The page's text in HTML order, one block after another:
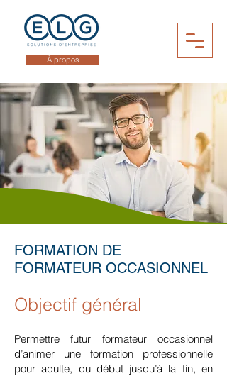
À propos
FORMATION DE
FORMATEUR OCCASIONNEL
Objectif général
Permettre futur formateur occasionnel
d’animer une formation professionnelle
pour adulte, du début jusqu’à la fin, en